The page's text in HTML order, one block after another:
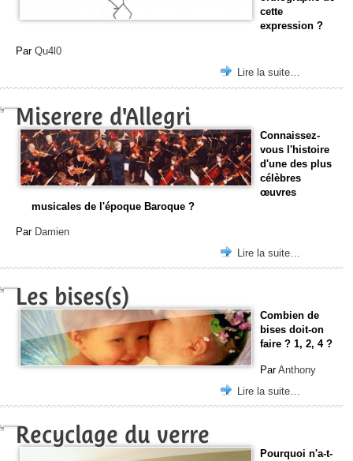
cette
expression ?
Par Qu4l0
Lire la suite…
Miserere d'Allegri
Connaissez-
vous l'histoire
d'une des plus
célèbres
œuvres
musicales de l'époque Baroque ?
Par Damien
Lire la suite…
Les bises(s)
Combien de
bises doit-on
faire ? 1, 2, 4 ?
ParAnthony
Lire la suite…
Recyclage du verre
Pourquoi n'a-t-